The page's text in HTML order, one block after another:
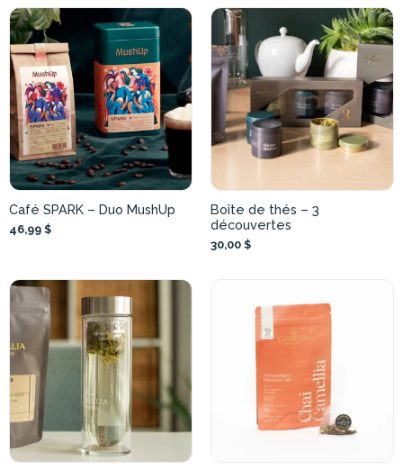
Café SPARK – Duo MushUp
46,99 $
Boîte de thés – 3
découvertes
30,00 $